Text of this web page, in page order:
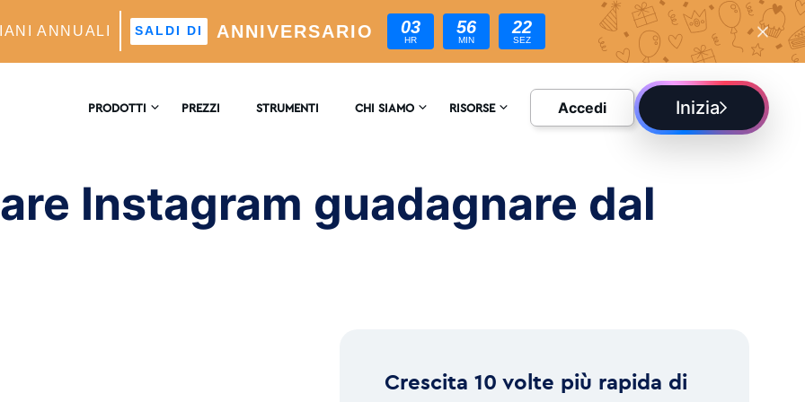
ANNUALI ANNIVERSARIO
SALDI DI 03
HR
56
MIN
20
SEZ
PRODOTTI
Di Crescita Automatico Alimentato Dall'intelligenza
PREZZI STRUMENTI CHI SIAMO
RECENSIONI
RISORSE
BLOG
Accedi Inizia
Instagram guadagnare dal
Crescita 10 volte più rapida di